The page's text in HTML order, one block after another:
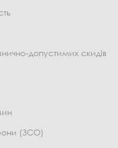
допустимих скидів
(ЗСО)